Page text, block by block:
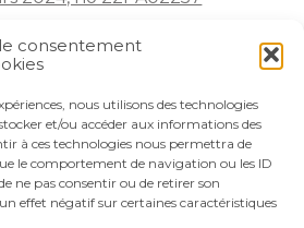
consentement
nous utilisons des technologies
et/ou accéder aux informations des
à ces technologies nous permettra de
le comportement de navigation ou les ID
ne pas consentir ou de retirer son
effet négatif sur certaines caractéristiques
jour